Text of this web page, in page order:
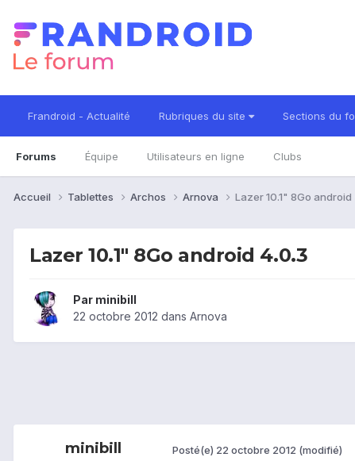
Frandroid - Actualité Rubriques du site Sections du
Forums Équipe Utilisateurs en ligne Clubs
Accueil Tablettes Archos Arnova Lazer 10.1" 8Go android
Lazer 10.1" 8Go android 4.0.3
Par minibill
22 octobre 2012 dans Arnova
minibill Posté(e) 22 octobre 2012 (modifié)